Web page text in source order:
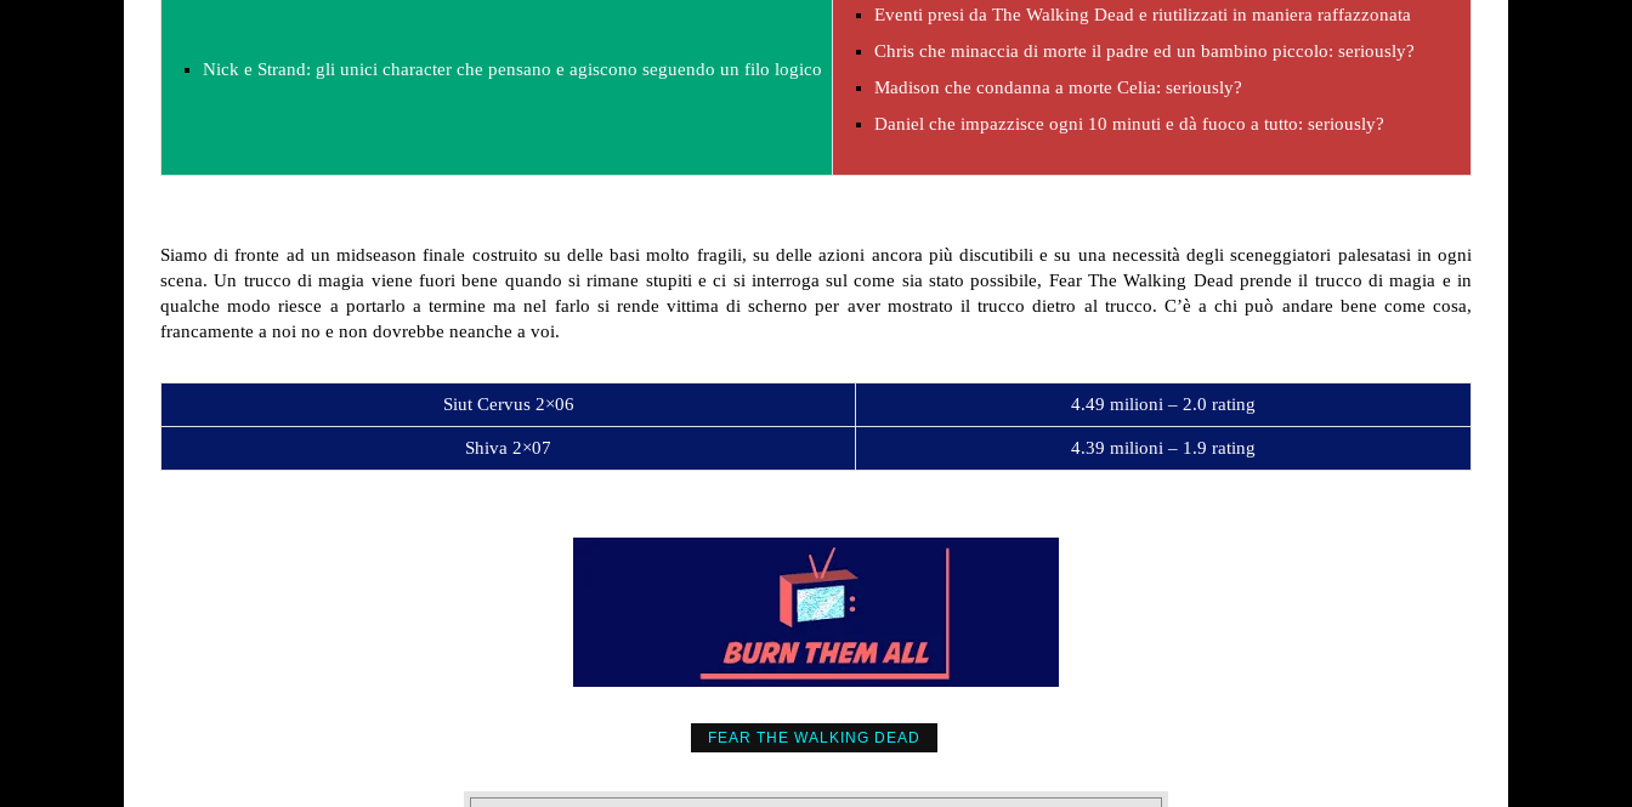
Nick e Strand: gli unici character che pensano e agiscono seguendo un filo logico
Eventi presi da The Walking Dead e riutilizzati in maniera raffazzonata
Chris che minaccia di morte il padre ed un bambino piccolo: seriously?
Madison che condanna a morte Celia: seriously?
Daniel che impazzisce ogni 10 minuti e dà fuoco a tutto: seriously?
Siamo di fronte ad un midseason finale costruito su delle basi molto fragili, su delle azioni ancora più discutibili e su una necessità degli sceneggiatori palesatasi in ogni
scena. Un trucco di magia viene fuori bene quando si rimane stupiti e ci si interroga sul come sia stato possibile, Fear The Walking Dead prende il trucco di magia e in
qualche modo riesce a portarlo a termine ma nel farlo si rende vittima di scherno per aver mostrato il trucco dietro al trucco. C’è a chi può andare bene come cosa,
francamente a noi no e non dovrebbe neanche a voi.
Siut Cervus 2×06 4.49 milioni – 2.0 rating
Shiva 2×07 4.39 milioni – 1.9 rating
FEAR THE WALKING DEAD